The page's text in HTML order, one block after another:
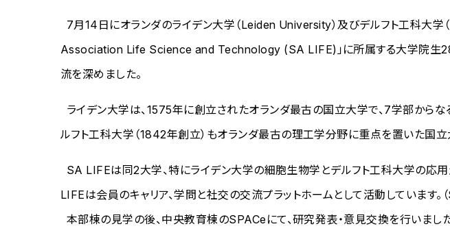
7月14日にオランダのライデン大学（Leiden University）及びデルフト工科
Association Life Science and Technology (SA LIFE)」に所属する大学院生
流を深めました。
ライデン大学は、1575年に創立されたオランダ最古の国立大学で、7学部から
ルフト工科大学（1842年創立）もオランダ最古の理工学分野に重点を置いた国
SA LIFEは同2大学、特にライデン大学の細胞生物学とデルフト工科大学の応
LIFEは会員のキャリア、学問と社交の交流プラットホームとして活動しています。
本部棟の見学の後、中央教育棟のSPACeにて、研究発表・意見交換を行いま